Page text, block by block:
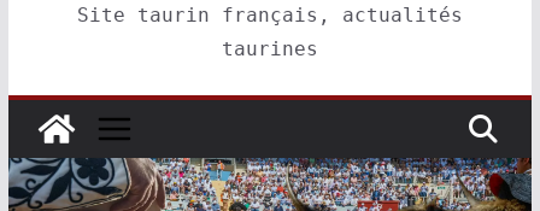
Site taurin français, actualités
taurines